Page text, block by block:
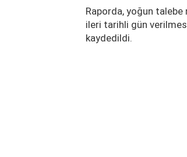
Raporda, yoğun talebe
ileri tarihli gün
kaydedildi.